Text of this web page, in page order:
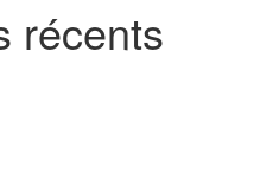
récents